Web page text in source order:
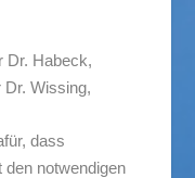
Dr. Habeck,
Wissing,
dass
notwendigen